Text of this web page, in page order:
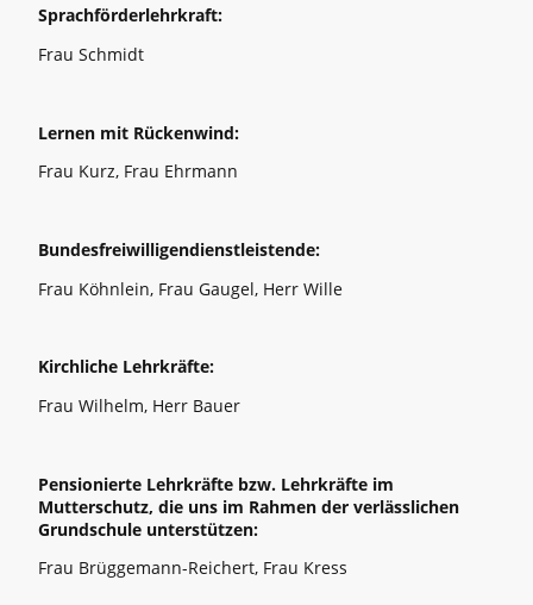
Sprachförderlehrkraft:
Frau Schmidt
Lernen mit Rückenwind:
Frau Kurz, Frau Ehrmann
Bundesfreiwilligendienstleistende:
Frau Köhnlein, Frau Gaugel, Herr Wille
Kirchliche Lehrkräfte:
Frau Wilhelm, Herr Bauer
Pensionierte Lehrkräfte bzw. Lehrkräfte im
Mutterschutz, die uns im Rahmen der verlässlichen
Grundschule unterstützen:
Frau Brüggemann-Reichert, Frau Kress